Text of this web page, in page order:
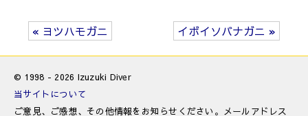
« ヨツハモガニ イボイソバナガニ »
© 1998 - 2026 Izuzuki Diver
当サイトについて
ご意見、ご感想、その他情報をお知らせください。メールアドレス